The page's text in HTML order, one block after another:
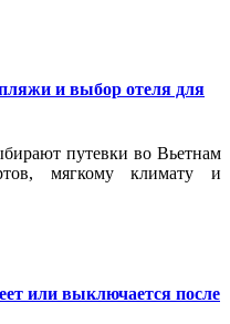
и выбор отеля для
путевки во Вьетнам
мягкому климату и
или выключается после